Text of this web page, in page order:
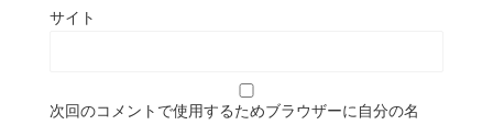
サイト
次回のコメントで使用するためブラウザーに自分の名